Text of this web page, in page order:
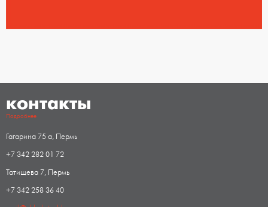
контакты
Подробнее
Гагарина 75 а, Пермь
+7 342 282 01 72
Татищева 7, Пермь
+7 342 258 36 40